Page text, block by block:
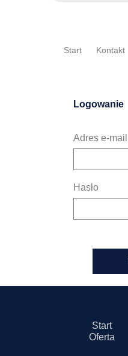
Start Kontakt
Logowanie
Adres e-mail
Hasło
Start
Oferta